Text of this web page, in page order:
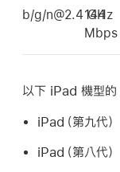
b/g/n@2.4 GHz
144
Mbps
以下 iPad 機型的
iPad（第九代）
iPad（第八代）